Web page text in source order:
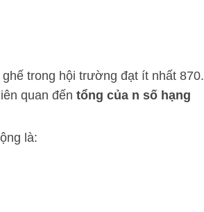
trong hội trường đạt ít nhất 870.
quan đến tổng của n số hạng
là: